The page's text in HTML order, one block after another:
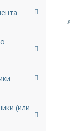
(или